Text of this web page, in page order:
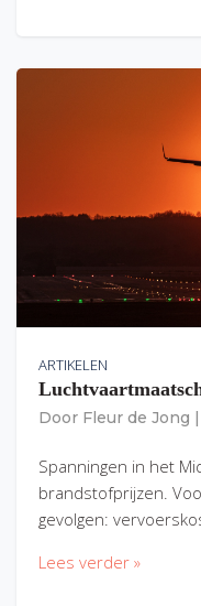
ARTIKELEN
Door Fleur de Jong
Spanningen in het
brandstofprijzen.
gevolgen:
Lees verder »